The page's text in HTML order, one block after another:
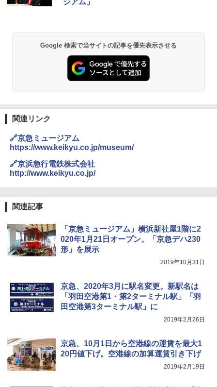
￥2,079
￥2,695
A26 地球の歩き方 チェコ ポーランド スロヴ
ァキア 2026～2027 地球の歩き方A ヨーロッ
パ
球の歩き方A ヨーロッパ
￥2,479
ッシュ 簡単設置 ワンタッチテント キャンプ
PYKES PEAK (パイクスピーク) 着替えテン
ト プライバシー テント 【中が透けない】 1
人用 折りたたみ 防災グッズ 災害用トイレ ビ
ーチ ピクニック ポップアップテント 携帯 簡
ENDLESS BASE 《めざましテレビで紹介》
テント ワンタッチ RENEW 幅200 2-3人用 43
500002(88859)
￥5,999
ュ(BC仕様) PATC-150B(EB)
￥9,990
広げるだけ パッとサッとテント キューブワ
イド ブラックコーティング フルクローズ メ
ッシュ 4人用 簡単設置 ポップアップテント P
ATCW-150B エクルベージュ
-08EX カーキ ソロキャンプ ポリエステル フ
レーム ドーム型 テント
￥14,800
付き ヒグマ・イノシシ対策 自治体・教育機
関の購入実績 登山・キャンプ・アウトドア・
防災用品 長期保存可能 緊急時用 日本国内発
送
￥3,680
き
￥6,459
通気窓付き】収納袋付き UVカット 防水 防災
コンパクト iimono117 (ブルー)
￥3,080
ジアム」
Google 検索で当サイトの記事を優先表示させる
関連リンク
🔗京急ミュージアム
https://www.keikyu.co.jp/museum/
🔗京浜急行電鉄株式会社
http://www.keikyu.co.jp/
関連記事
「京急ミュージアム」横浜新社屋1階に2
020年1月21日オープン。「京急デハ230
形」を展示
2019年10月31日
京急、2020年3月に駅名変更。新駅名は
「羽田空港第1・第2ターミナル駅」「羽
田空港第3ターミナル駅」に
2019年2月26日
京急、10月1日から空港線の運賃を最大1
20円値下げ。空港線の加算運賃引き下げ
2019年2月19日